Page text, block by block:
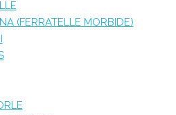
(FERRATELLE MORBIDE)